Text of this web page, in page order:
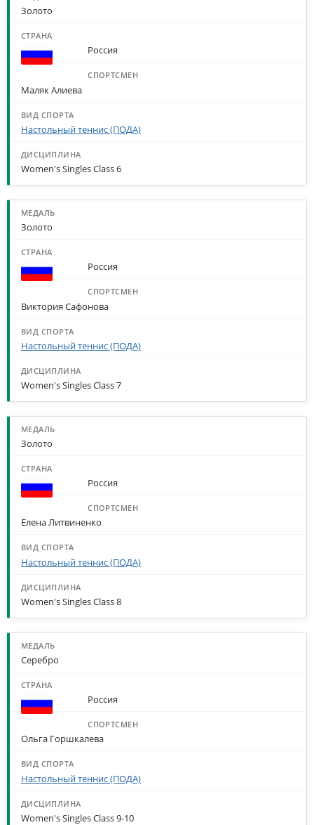
Золото
Россия
Маляк Алиева
Настольный теннис (ПОДА)
Women's Singles Class 6
Золото
Россия
Виктория Сафонова
Настольный теннис (ПОДА)
Women's Singles Class 7
Золото
Россия
Елена Литвиненко
Настольный теннис (ПОДА)
Women's Singles Class 8
Серебро
Россия
Ольга Горшкалева
Настольный теннис (ПОДА)
Women's Singles Class 9-10